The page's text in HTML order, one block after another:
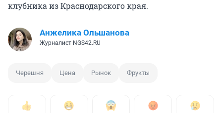
клубника из Краснодарского края.
Анжелика Ольшанова
Журналист NGS42.RU
Черешня Цена Рынок Фрукты